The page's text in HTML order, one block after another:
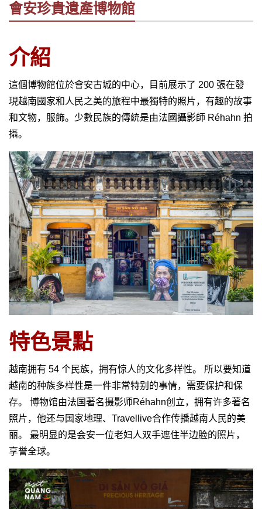
遊
在
南
最
好
的
作
夥
伴！
南
LOCAL
旅
行
社
會安珍貴遺產博物館
介紹
這個博物館位於會安古城的中心，目前展示了 200 張在發
現越南國家和人民之美的旅程中最獨特的照片，有趣的故事
和文物，服飾。少數民族的傳統是由法國攝影師 Réhahn 拍
攝。
特色景點
越南拥有 54 个民族，拥有惊人的文化多样性。 所以要知道
越南的种族多样性是一件非常特别的事情，需要保护和保
存。 博物馆由法国著名摄影师Réhahn创立，拥有许多著名
照片，他还与国家地理、Travellive合作传播越南人民的美
丽。 最明显的是会安一位老妇人双手遮住半边脸的照片，
享誉全球。